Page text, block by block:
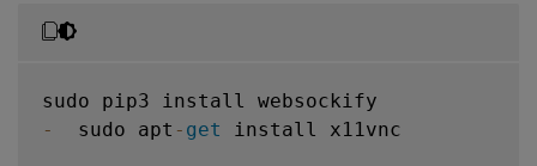
-
  sudo apt
- get install x11vnc